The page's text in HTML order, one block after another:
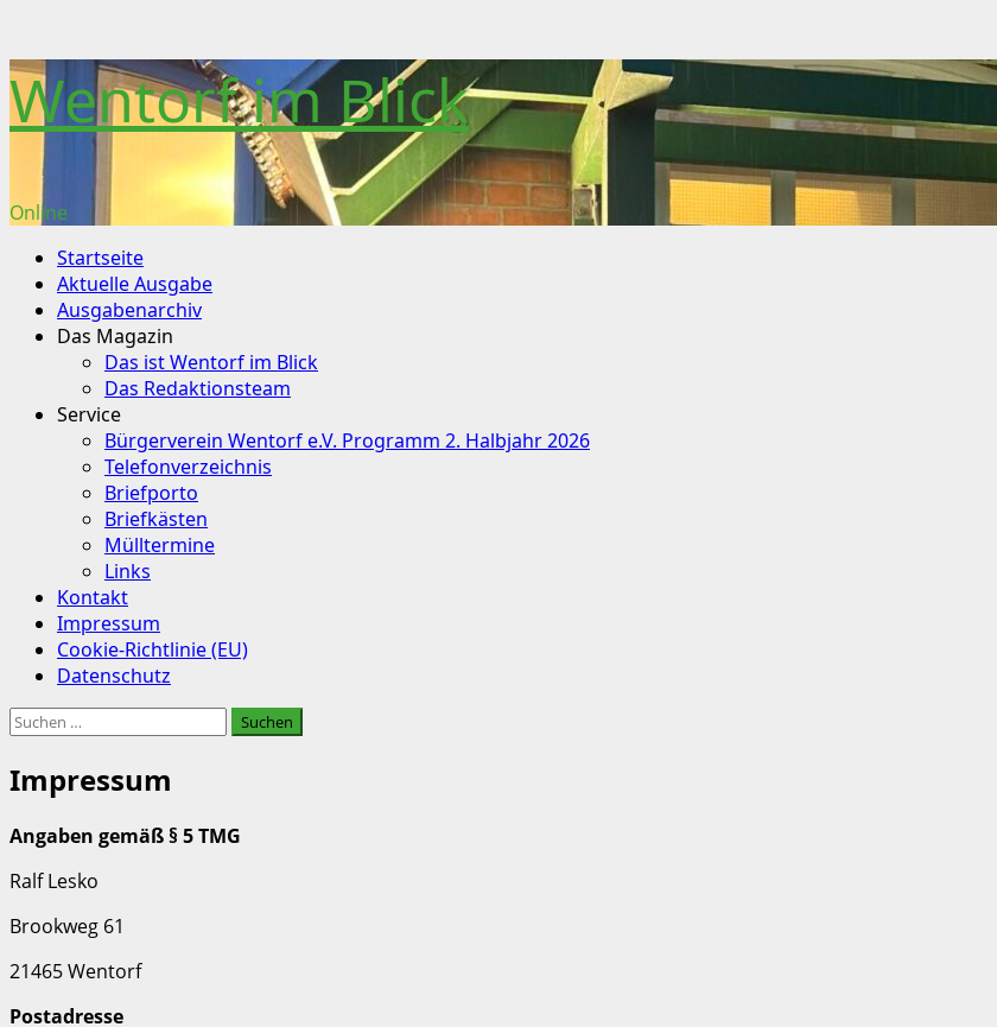
Skip
to
content
Wentorf im Blick
Online
Primary
Menu
Startseite
Aktuelle Ausgabe
Ausgabenarchiv
Das Magazin
Das ist Wentorf im Blick
Das Redaktionsteam
Service
Bürgerverein Wentorf e.V. Programm 2. Halbjahr 2026
Telefonverzeichnis
Briefporto
Briefkästen
Mülltermine
Links
Kontakt
Impressum
Cookie-Richtlinie (EU)
Datenschutz
Suchen
Impressum
Angaben gemäß § 5 TMG
Ralf Lesko
Brookweg 61
21465 Wentorf
Postadresse